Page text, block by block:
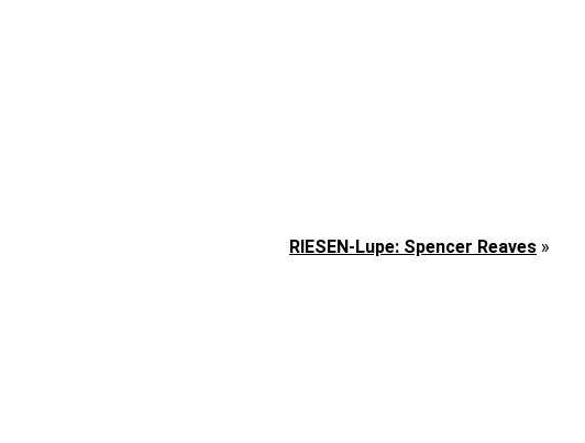
RIESEN-Lupe: Spencer Reaves »